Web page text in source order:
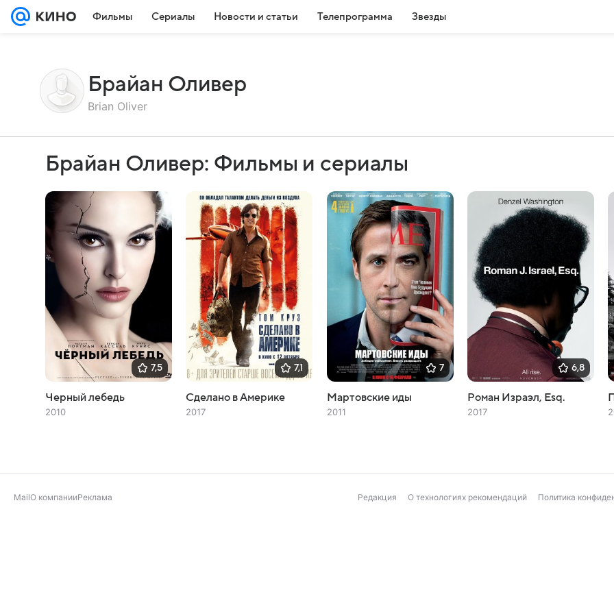
Фильмы Сериалы Новости и статьи Телепрограмма Звезды
Брайан Оливер
Brian Oliver
Брайан Оливер: Фильмы и сериалы
7,5
Черный лебедь
2010
7,1
Сделано в Америке
2017
7
Мартовские иды
2011
6,8
Роман Израэл, Esq.
2017
MailО компанииРеклама Редакция О технологиях рекомендаций Политика